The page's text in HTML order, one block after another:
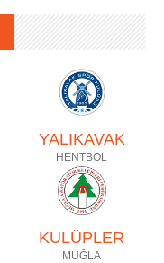
YALIKAVAK
HENTBOL
KULÜPLER
MUĞLA